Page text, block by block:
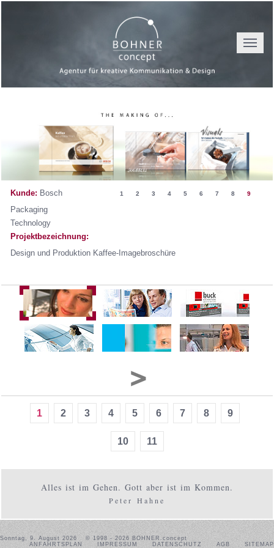
Toggle
1 2 3 4 5 6 7 8 9
Kunde: Bosch
Packaging
Technology
Projektbezeichnung:
Design und Produktion Kaffee-Imagebroschüre
1 2 3 4 5 6 7 8 9
10 11
Alles ist im Gehen. Gott aber ist im Kommen.
Peter Hahne
Sonntag, 9. August 2026
© 1998 - 2026 BOHNER.concept
ANFAHRTSPLAN
IMPRESSUM DATENSCHUTZ AGB SITEMAP